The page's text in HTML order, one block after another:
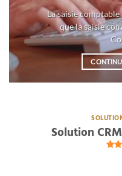
La saisie
que la saisie
Solution